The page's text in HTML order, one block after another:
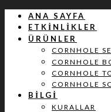
ANA SAYFA
ETKINLIKLER
ÜRÜNLER
CORNHOLE
CORNHOLE
CORNHOLE
CORNHOLE
BILGI
KURALLAR